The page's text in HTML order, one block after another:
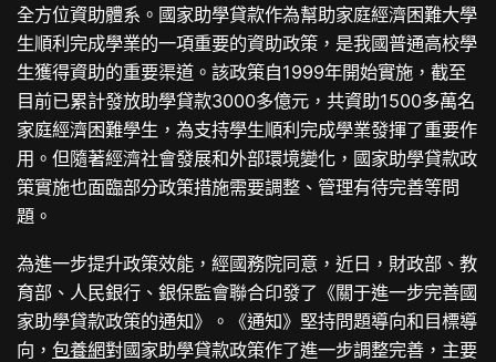
全方位資助體系。國家助學貸款作為幫助家庭經濟困難大學
生順利完成學業的一項重要的資助政策，是我國普通高校學
生獲得資助的重要渠道。該政策自1999年開始實施，截至
目前已累計發放助學貸款3000多億元，共資助1500多萬名
家庭經濟困難學生，為支持學生順利完成學業發揮了重要作
用。但隨著經濟社會發展和外部環境變化，國家助學貸款政
策實施也面臨部分政策措施需要調整、管理有待完善等問
題。
為進一步提升政策效能，經國務院同意，近日，財政部、教
育部、人民銀行、銀保監會聯合印發了《關于進一步完善國
家助學貸款政策的通知》。《通知》堅持問題導向和目標導
向，包養網對國家助學貸款政策作了進一步調整完善，主要